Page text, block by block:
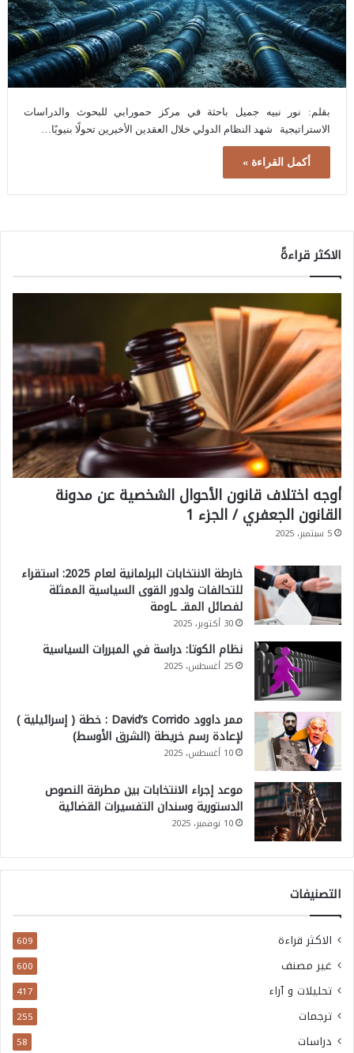
بقلم: نور نبيه جميل باحثة في مركز حمورابي للبحوث والدراسات
الاستراتيجية شهد النظام الدولي خلال العقدين الأخيرين تحولًا بنيويًا…
أكمل القراءة »
الاكثر قراءةً
أوجه اختلاف قانون الأحوال الشخصية عن مدونة
القانون الجعفري / الجزء 1
5 سبتمبر، 2025
خارطة الانتخابات البرلمانية لعام 2025: استقراء
للتحالفات ولدور القوى السياسية الممثلة
لفصائل المقـ ـاومة
30 أكتوبر، 2025
نظام الكوتا: دراسة في المبررات السياسية
25 أغسطس، 2025
ممر داوود David’s Corrido : خطة ( إسرائيلية )
لإعادة رسم خريطة (الشرق الأوسط)
10 أغسطس، 2025
موعد إجراء الانتخابات بين مطرقة النصوص
الدستورية وسندان التفسيرات القضائية
10 نوفمبر، 2025
التصنيفات
الاكثر قراءة 609
غير مصنف 600
تحليلات و آراء 417
ترجمات 255
دراسات 58